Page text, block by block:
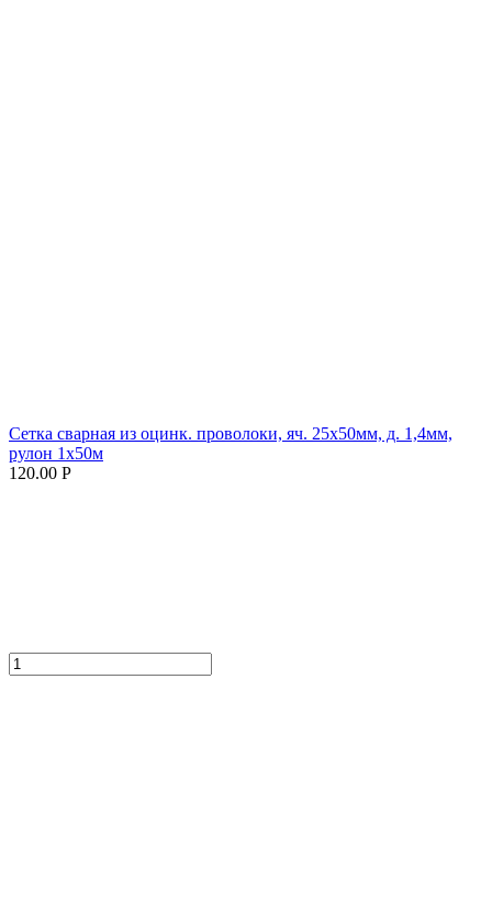
Сетка сварная из оцинк. проволоки, яч. 25х50мм, д. 1,4мм,
рулон 1х50м
120.00 Р